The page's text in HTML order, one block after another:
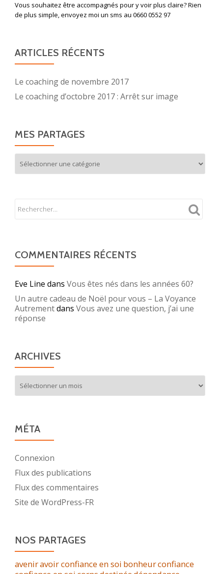
Vous souhaitez être accompagnés pour y voir plus claire? Rien
de plus simple, envoyez moi un sms au 0660 0552 97
ARTICLES RÉCENTS
Le coaching de novembre 2017
Le coaching d’octobre 2017 : Arrêt sur image
MES PARTAGES
partages
COMMENTAIRES RÉCENTS
Eve Line dans Vous êtes nés dans les années 60?
Un autre cadeau de Noël pour vous – La Voyance
Autrementdans Vous avez une question, j’ai une
réponse
ARCHIVES
MÉTA
Connexion
Flux des publications
Flux des commentaires
Site de WordPress-FR
NOS PARTAGES
aveniravoir confiance en soi bonheurconfiance